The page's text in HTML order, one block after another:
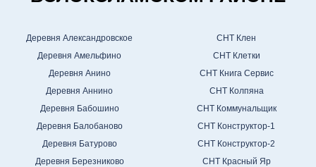
Деревня Александровское
Деревня Амельфино
Деревня Анино
Деревня Аннино
Деревня Бабошино
Деревня Балобаново
Деревня Батурово
Деревня Березниково
СНТ Клен
СНТ Клетки
СНТ Книга Сервис
СНТ Колпяна
СНТ Коммунальщик
СНТ Конструктор-1
СНТ Конструктор-2
СНТ Красный Яр